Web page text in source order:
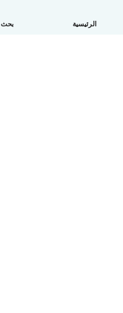
الرئيسية بحث